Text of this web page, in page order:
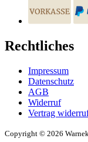
Rechtliches
Impressum
Datenschutz
AGB
Widerruf
Vertrag
Copyright © 2026